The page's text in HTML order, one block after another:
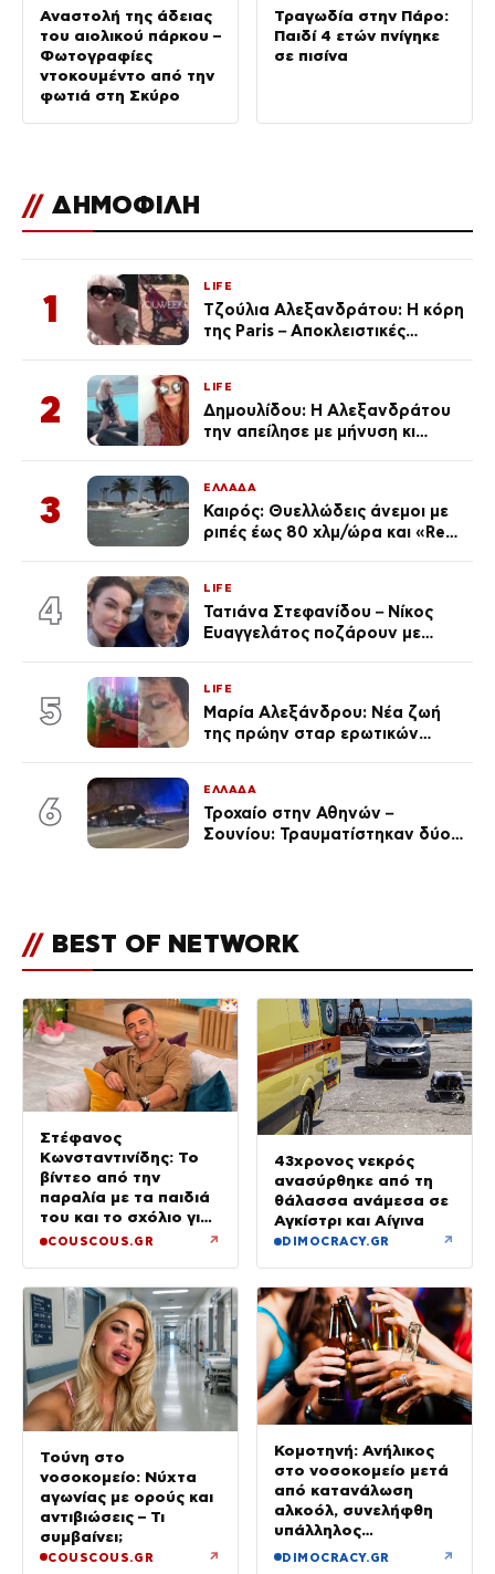
Αναστολή της άδειας
του αιολικού πάρκου –
Φωτογραφίες
ντοκουμέντο από την
φωτιά στη Σκύρο
Τραγωδία στην Πάρο:
Παιδί 4 ετών πνίγηκε
σε πισίνα
// ΔΗΜΟΦΙΛΗ
1
LIFE
Τζούλια Αλεξανδράτου: Η κόρη
της Paris – Αποκλειστικές
2
LIFE
Δημουλίδου: Η Αλεξανδράτου
την απείλησε με μήνυση κι
ποια είσαι σοκαρίστικα»
3
ΕΛΛΑΔΑ
Καιρός: Θυελλώδεις άνεμοι με
ριπές έως 80 χλμ/ώρα και «Red
4
LIFE
Τατιάνα Στεφανίδου – Νίκος
Ευαγγελάτος ποζάρουν με
5
LIFE
Μαρία Αλεξάνδρου: Νέα ζωή
της πρώην σταρ ερωτικών
(Φωτογραφίες)
6
ΕΛΛΑΔΑ
Τροχαίο στην Αθηνών –
Σουνίου: Τραυματίστηκαν δύο
// BEST OF NETWORK
Στέφανος
Κωνσταντινίδης: Το
βίντεο από την
παραλία με τα παιδιά
του και το σχόλιο για
την ηλικία του
COUSCOUS.GR ↗
43χρονος νεκρός
ανασύρθηκε από τη
θάλασσα ανάμεσα σε
Αγκίστρι και Αίγινα
DIMOCRACY.GR ↗
Τούνη στο
νοσοκομείο: Νύχτα
αγωνίας με ορούς και
αντιβιώσεις – Τι
συμβαίνει;
COUSCOUS.GR ↗
Κομοτηνή: Ανήλικος
στο νοσοκομείο μετά
από κατανάλωση
αλκοόλ, συνελήφθη
υπάλληλος
καταστήματος
DIMOCRACY.GR ↗